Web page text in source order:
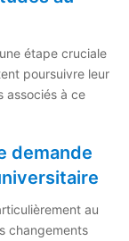
étape cruciale
poursuivre leur
associés à ce
demande
au
changements